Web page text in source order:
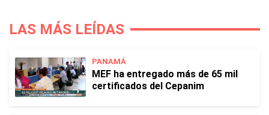
LAS MÁS LEÍDAS
PANAMÁ
MEF ha entregado más de 65 mil
certificados del Cepanim